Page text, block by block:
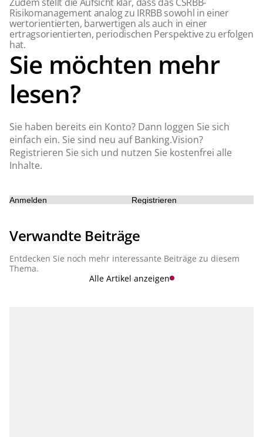
Risikomanagement analog zu IRRBB sowohl in einer
wertorientierten, barwertigen als auch in einer
ertragsorientierten, periodischen Perspektive zu erfolgen
hat.
Sie möchten mehr
lesen?
Sie haben bereits ein Konto? Dann loggen Sie sich
einfach ein. Sie sind neu auf Banking.Vision?
Registrieren Sie sich und nutzen Sie kostenfrei alle
Inhalte.
Anmelden Registrieren
Verwandte Beiträge
Entdecken Sie noch mehr interessante Beiträge zu diesem
Thema.
Alle Artikel anzeigen